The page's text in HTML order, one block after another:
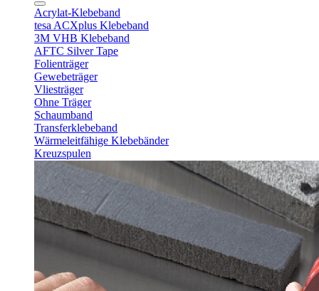
Acrylat-Klebeband
tesa ACXplus Klebeband
3M VHB Klebeband
AFTC Silver Tape
Folienträger
Gewebeträger
Vliesträger
Ohne Träger
Schaumband
Transferklebeband
Wärmeleitfähige Klebebänder
Kreuzspulen